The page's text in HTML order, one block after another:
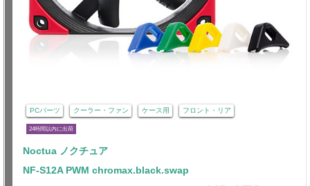
PCパーツ クーラー・ファン ケース用 フロント・リア
24時間以内に出荷
Noctua ノクチュア
NF-S12A PWM chromax.black.swap